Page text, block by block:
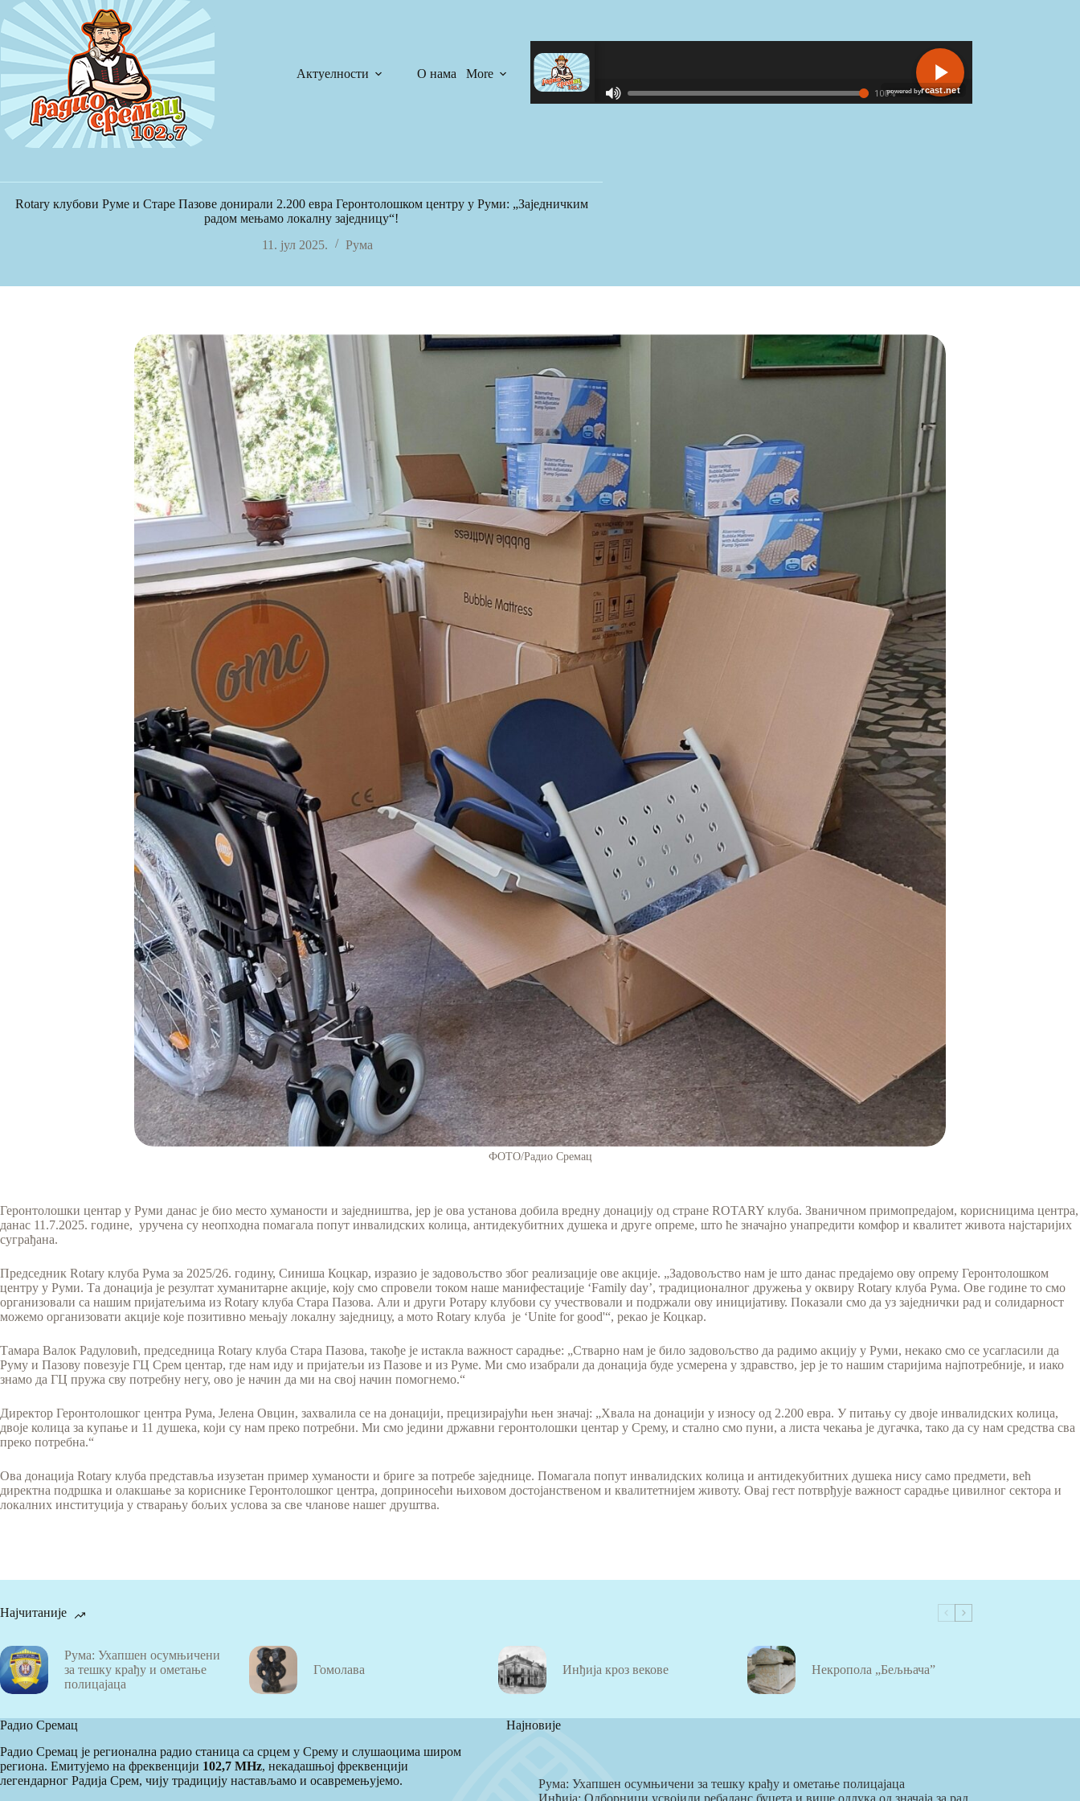
Skip
to
content
Актуелности О нама More
.
N
E
Rotary клубови Руме и Старе Пазове донирали 2.200 евра Геронтолошком центру у Руми: „Заједничким
радом мењамо локалну заједницу“!
11. јул 2025.
Рума
ФОТО/Радио Сремац
Геронтолошки центар у Руми данас је био место хуманости и заједништва, јер је ова установа добила вредну донацију од стране ROTARY клуба. Званичном примопредајом, корисницима центра,
данас 11.7.2025. године, уручена су неопходна помагала попут инвалидских колица, антидекубитних душека и друге опреме, што ће значајно унапредити комфор и квалитет живота најстаријих
суграђана.
Председник Rotary клуба Рума за 2025/26. годину, Синиша Коцкар, изразио је задовољство због реализације ове акције. „Задовољство нам је што данас предајемо ову опрему Геронтолошком
центру у Руми. Та донација је резултат хуманитарне акције, коју смо спровели током наше манифестације ‘Family day’, традиционалног дружења у оквиру Rotary клуба Рума. Ове године то смо
организовали са нашим пријатељима из Rotary клуба Стара Пазова. Али и други Ротарy клубови су учествовали и подржали ову иницијативу. Показали смо да уз заједнички рад и солидарност
можемо организовати акције које позитивно мењају локалну заједницу, а мото Rotary клуба је ‘Unite for good'“, рекао је Коцкар.
Тамара Валок Радуловић, председница Rotary клуба Стара Пазова, такође је истакла важност сарадње: „Стварно нам је било задовољство да радимо акцију у Руми, некако смо се усагласили да
Руму и Пазову повезује ГЦ Срем центар, где нам иду и пријатељи из Пазове и из Руме. Ми смо изабрали да донација буде усмерена у здравство, јер је то нашим старијима најпотребније, и иако
знамо да ГЦ пружа сву потребну негу, ово је начин да ми на свој начин помогнемо.“
Директор Геронтолошког центра Рума, Јелена Овцин, захвалила се на донацији, прецизирајући њен значај: „Хвала на донацији у износу од 2.200 евра. У питању су двоје инвалидских колица,
двоје колица за купање и 11 душека, који су нам преко потребни. Ми смо једини државни геронтолошки центар у Срему, и стално смо пуни, а листа чекања је дугачка, тако да су нам средства сва
преко потребна.“
Ова донација Rotary клуба представља изузетан пример хуманости и бриге за потребе заједнице. Помагала попут инвалидских колица и антидекубитних душека нису само предмети, већ
директна подршка и олакшање за кориснике Геронтолошког центра, доприносећи њиховом достојанственом и квалитетнијем животу. Овај гест потврђује важност сарадње цивилног сектора и
локалних институција у стварању бољих услова за све чланове нашег друштва.
Најчитаније
Рума: Ухапшен осумњичени
за тешку крађу и ометање
полицајаца
Гомолава Инђија кроз векове Некропола „Бељњача”
Радио Сремац
Радио Сремац је регионална радио станица са срцем у Срему и слушаоцима широм
региона. Емитујемо на фреквенцији 102,7 MHz, некадашњој фреквенцији
легендарног Радија Срем, чију традицију настављамо и осавремењујемо.
Најновије
Рума: Ухапшен осумњичени за тешку крађу и ометање полицајаца
Инђија: Одборници усвојили ребаланс буџета и више одлука од значаја за рад